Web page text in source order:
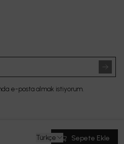
Sepete Ekle
e-posta almak istiyorum.
Türkçe